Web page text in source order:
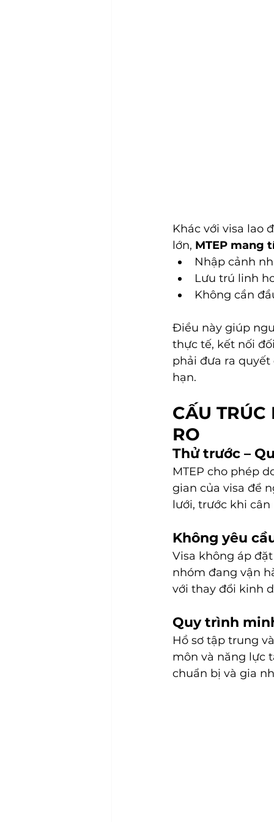
Khác với visa lao
lớn, MTEP mang
Nhập cảnh
Lưu trú linh
Không cần
Điều này giúp
thực tế, kết nối
phải đưa ra
hạn.
CẤU TRÚC
RO
Thử trước –
MTEP cho phép
gian của visa để
lưới, trước khi
Không yêu
Visa không áp
nhóm đang vận
với thay đổi kinh
Quy trình
Hồ sơ tập trung
môn và năng lực
chuẩn bị và gia